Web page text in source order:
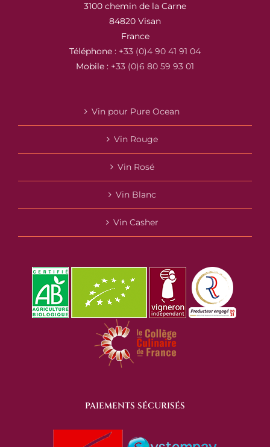
3100 chemin de la Carne
84820 Visan
France
Téléphone : +33 (0)4 90 41 91 04
Mobile : +33 (0)6 80 59 93 01
Vin pour Pure Ocean
Vin Rouge
Vin Rosé
Vin Blanc
Vin Casher
PAIEMENTS SÉCURISÉS